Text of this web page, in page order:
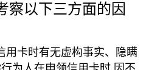
察以下三方面的因
用卡时有无虚构事实、隐瞒